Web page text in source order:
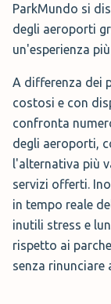
ParkMundo si
degli aeroporti
un'esperienza
A differenza dei
costosi e con
confronta
degli aeroporti,
l'alternativa più
servizi offerti.
in tempo reale
inutili stress e
rispetto ai
senza rinunciare